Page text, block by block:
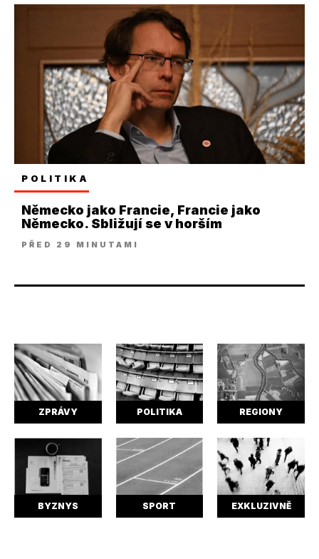
POLITIKA
Německo jako Francie, Francie jako
Německo. Sbližují se v horším
PŘED 29 MINUTAMI
ZPRÁVY POLITIKA REGIONY
BYZNYS SPORT EXKLUZIVNĚ